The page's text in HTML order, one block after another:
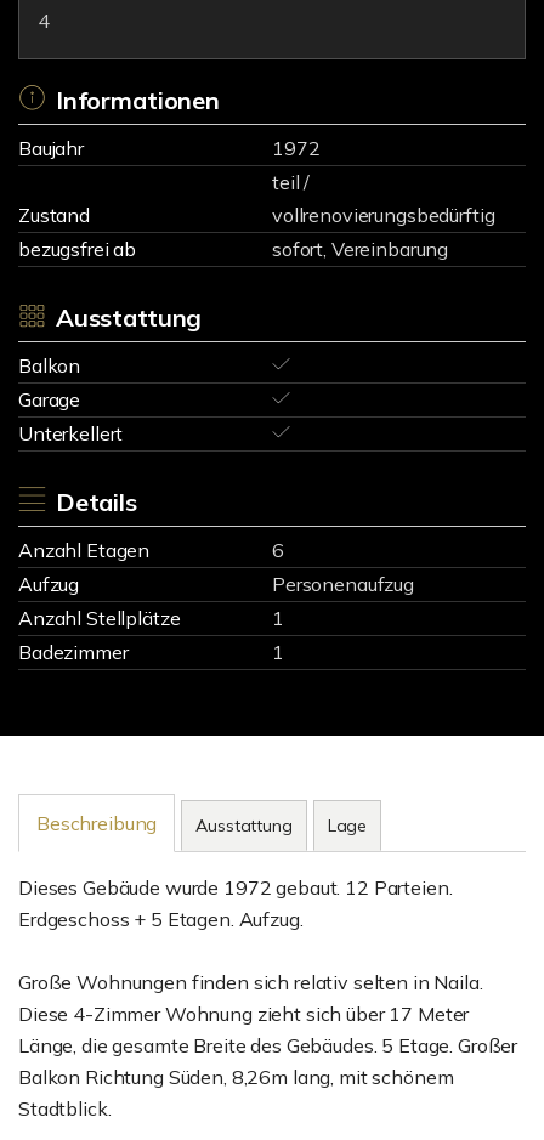
4
Informationen
Baujahr 1972
Zustand
teil /
vollrenovierungsbedürftig
bezugsfrei ab
sofort, Vereinbarung
Ausstattung
Balkon
Garage
Unterkellert
Details
Anzahl Etagen
6
Aufzug
Personenaufzug
Anzahl Stellplätze
1
Badezimmer
1
Beschreibung Ausstattung Lage
Dieses Gebäude wurde 1972 gebaut. 12 Parteien.
Erdgeschoss + 5 Etagen. Aufzug.
Große Wohnungen finden sich relativ selten in Naila.
Diese 4-Zimmer Wohnung zieht sich über 17 Meter
Länge, die gesamte Breite des Gebäudes. 5 Etage. Großer
Balkon Richtung Süden, 8,26m lang, mit schönem
Stadtblick.